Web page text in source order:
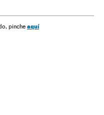
pinche aquí